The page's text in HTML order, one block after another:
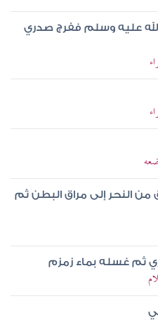
عليه وسلم ففرج صدري
النحر إلى مراق البطن ثم
ثم غسله بماء زمزم